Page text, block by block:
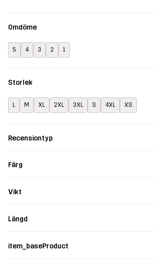
Omdöme
5 4 3 2 1
Storlek
L M XL 2XL 3XL S 4XL XS
Recensiontyp
Färg
Vikt
Längd
item_baseProduct